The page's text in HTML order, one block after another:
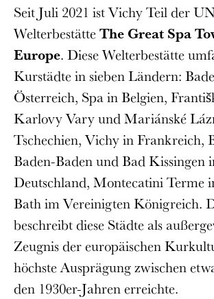
Seit Juli 2021 ist Vichy Teil der
WelterbestätteThe Great Spa
Europe. Diese Welterbestätte
Kurstädte in sieben Ländern:
Österreich, Spa in Belgien,
Karlovy Vary und Mariánské
Tschechien, Vichy in Frankreich,
Baden-Baden und Bad Kissingen
Deutschland, Montecatini Terme
Bath im Vereinigten Königreich.
beschreibt diese Städte als
Zeugnis der europäischen
höchste Ausprägung zwischen
den 1930er-Jahren erreichte.